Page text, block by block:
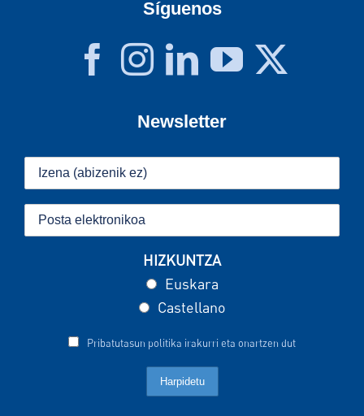
Síguenos
Newsletter
HIZKUNTZA
Euskara
Castellano
Pribatutasun politika irakurri eta onartzen dut